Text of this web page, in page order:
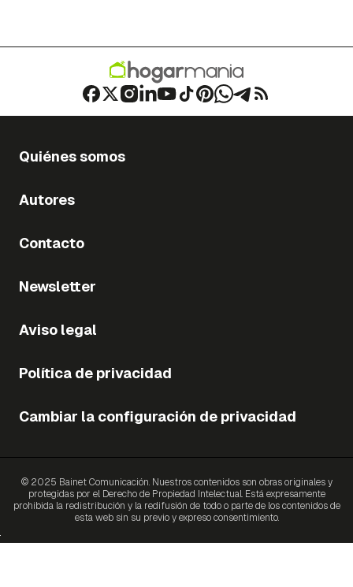
Quiénes somos
Autores
Contacto
Newsletter
Aviso legal
Política de privacidad
Cambiar la configuración de privacidad
© 2025 Bainet Comunicación. Nuestros contenidos son obras originales y
protegidas por el Derecho de Propiedad Intelectual. Está expresamente
prohibida la redistribución y la redifusión de todo o parte de los contenidos de
esta web sin su previo y expreso consentimiento.